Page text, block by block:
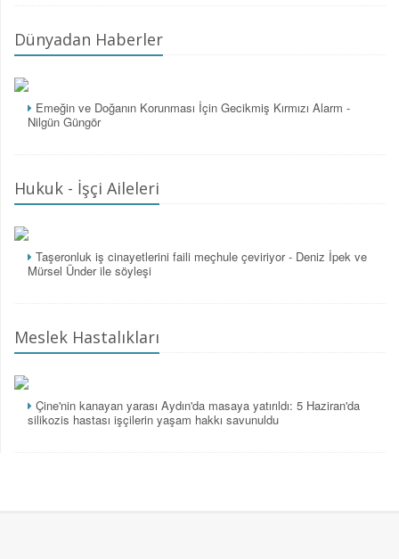
Dünyadan Haberler
Emeğin ve Doğanın Korunması İçin Gecikmiş Kırmızı Alarm -
Nilgün Güngör
Hukuk - İşçi Aileleri
Taşeronluk iş cinayetlerini faili meçhule çeviriyor - Deniz İpek ve
Mürsel Ünder ile söyleşi
Meslek Hastalıkları
Çine'nin kanayan yarası Aydın'da masaya yatırıldı: 5 Haziran'da
silikozis hastası işçilerin yaşam hakkı savunuldu